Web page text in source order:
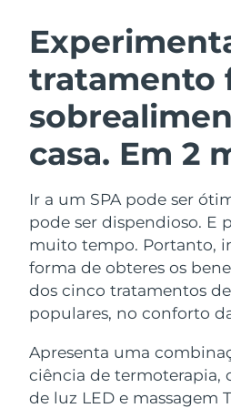
tratamento
casa. Em 2
Ir a um SPA pode ser
pode ser dispendioso. E
muito tempo. Portanto,
forma de obteres os
dos cinco tratamentos
populares, no conforto
Apresenta uma
ciência de termoterapia,
de luz LED e massagem
Limpeza facial
LUNA™ 4 kit
Anti-aging
LUNA™ 4
Massage, LED
LUNA™ 4
For men, anti-
BEAR™ 2 kit
Microcurrent
BEAR™ 2 go
Microcurrent
BEAR™ 2
Microcurrent line
Hidratação
UFO™ 3 kit
Deep facial
Near-infrared
device
issa™ 4
Hybrid silicone
issa™ 4 plus
Smart hybrid
TRATAMENTO
FAQ™
Antienvelhecimento
Áustria
Barein
Bélgica
Bermudas
Bósnia e
Herzegovina
Brunei
Bulgária
Canadá
Chile